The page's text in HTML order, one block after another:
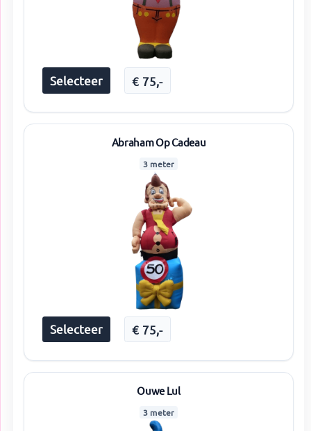
Selecteer € 75,-
Abraham Op Cadeau
3 meter
Selecteer € 75,-
Ouwe Lul
3 meter